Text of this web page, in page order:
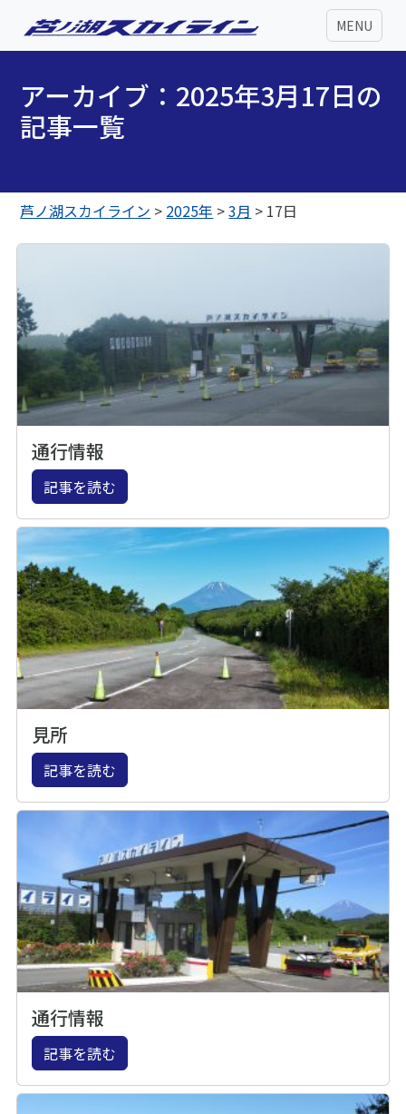
MENU
アーカイブ：2025年3月17日の
記事一覧
芦ノ湖スカイライン > 2025年 >3月 > 17日
通行情報
記事を読む
見所
記事を読む
通行情報
記事を読む